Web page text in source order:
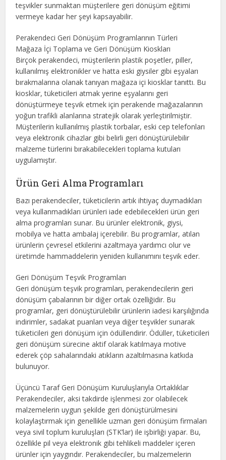
teşvikler sunmaktan müşterilere geri dönüşüm eğitimi
vermeye kadar her şeyi kapsayabilir.
Perakendeci Geri Dönüşüm Programlarının Türleri
Mağaza İçi Toplama ve Geri Dönüşüm Kioskları
Birçok perakendeci, müşterilerin plastik poşetler, piller,
kullanılmış elektronikler ve hatta eski giysiler gibi eşyaları
bırakmalarına olanak tanıyan mağaza içi kiosklar tanıttı. Bu
kiosklar, tüketicileri atmak yerine eşyalarını geri
dönüştürmeye teşvik etmek için perakende mağazalarının
yoğun trafikli alanlarına stratejik olarak yerleştirilmiştir.
Müşterilerin kullanılmış plastik torbalar, eski cep telefonları
veya elektronik cihazlar gibi belirli geri dönüştürülebilir
malzeme türlerini bırakabilecekleri toplama kutuları
uygulamıştır.
Ürün Geri Alma Programları
Bazı perakendeciler, tüketicilerin artık ihtiyaç duymadıkları
veya kullanmadıkları ürünleri iade edebilecekleri ürün geri
alma programları sunar. Bu ürünler elektronik, giysi,
mobilya ve hatta ambalaj içerebilir. Bu programlar, atılan
ürünlerin çevresel etkilerini azaltmaya yardımcı olur ve
üretimde hammaddelerin yeniden kullanımını teşvik eder.
Geri Dönüşüm Teşvik Programları
Geri dönüşüm teşvik programları, perakendecilerin geri
dönüşüm çabalarının bir diğer ortak özelliğidir. Bu
programlar, geri dönüştürülebilir ürünlerin iadesi karşılığında
indirimler, sadakat puanları veya diğer teşvikler sunarak
tüketicileri geri dönüşüm için ödüllendirir. Ödüller, tüketicileri
geri dönüşüm sürecine aktif olarak katılmaya motive
ederek çöp sahalarındaki atıkların azaltılmasına katkıda
bulunuyor.
Üçüncü Taraf Geri Dönüşüm Kuruluşlarıyla Ortaklıklar
Perakendeciler, aksi takdirde işlenmesi zor olabilecek
malzemelerin uygun şekilde geri dönüştürülmesini
kolaylaştırmak için genellikle uzman geri dönüşüm firmaları
veya sivil toplum kuruluşları (STK’lar) ile işbirliği yapar. Bu,
özellikle pil veya elektronik gibi tehlikeli maddeler içeren
ürünler için yaygındır. Perakendeciler, bu malzemelerin